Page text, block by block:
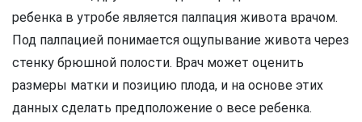
ребенка в утробе является палпация живота врачом.
Под палпацией понимается ощупывание живота через
стенку брюшной полости. Врач может оценить
размеры матки и позицию плода, и на основе этих
данных сделать предположение о весе ребенка.